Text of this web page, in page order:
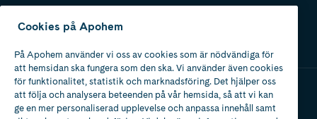
Apotek med tillstånd
av Läkemedelsverket
Cookies på Apohem
På Apohem använder vi oss av cookies som är nödvändiga för
att hemsidan ska fungera som den ska. Vi använder även cookies
för funktionalitet, statistik och marknadsföring. Det hjälper oss
att följa och analysera beteenden på vår hemsida, så att vi kan
ge en mer personaliserad upplevelse och anpassa innehåll samt